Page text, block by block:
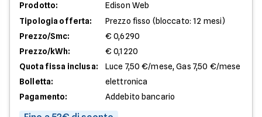
Prodotto:
Edison Web
Tipologia offerta:
Prezzo fisso (bloccato: 12 mesi)
Prezzo/Smc:
€ 0,6290
Prezzo/kWh:
€ 0,1220
Quota fissa inclusa:
Luce 7,50 €/mese, Gas 7,50 €/mese
Bolletta:
elettronica
Pagamento:
Addebito bancario